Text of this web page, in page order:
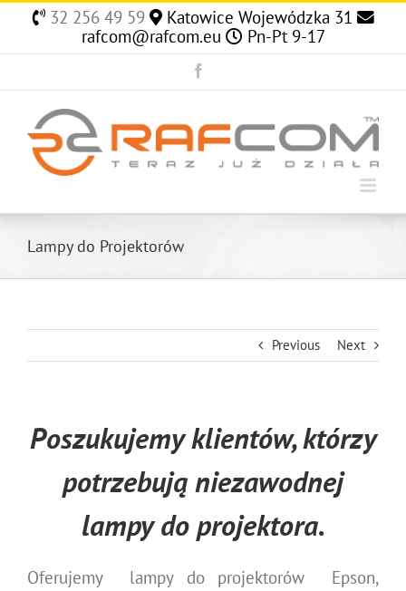
Skip
32 256 49 59
Katowice Wojewódzka 31
rafcom@rafcom.eu
Pn-Pt 9-17
Lampy do Projektorów
Previous Next
Poszukujemy klientów, którzy
potrzebują niezawodnej
lampy do projektora.
Oferujemy lampy do projektorów Epson,